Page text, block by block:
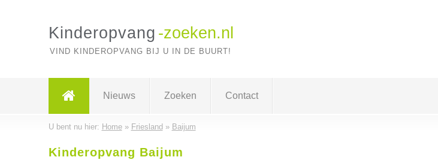
Kinderopvang -zoeken.nl
VIND KINDEROPVANG BIJ U IN DE BUURT!
Nieuws Zoeken Contact
U bent nu hier: Home» Friesland » Baijum
Kinderopvang Baijum